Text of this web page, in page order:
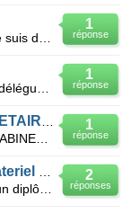
1
réponse
1
réponse
1
réponse
2
réponses